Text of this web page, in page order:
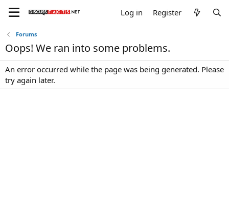
Log in Register
Forums
Oops! We ran into some problems.
An error occurred while the page was being generated. Please
try again later.